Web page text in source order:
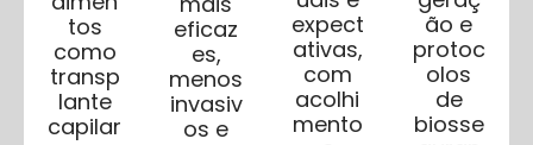
tos
como
transp
lante
capilar
eficaz
es,
menos
invasiv
os e
expect
ativas,
com
acolhi
mento
ão e
protoc
olos
de
biosse